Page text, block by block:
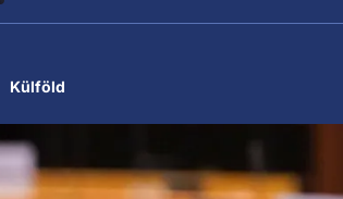
Külföld